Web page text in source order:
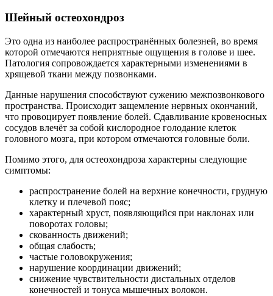
Шейный остеохондроз
Это одна из наиболее распространённых болезней, во время
которой отмечаются неприятные ощущения в голове и шее.
Патология сопровождается характерными изменениями в
хрящевой ткани между позвонками.
Данные нарушения способствуют сужению межпозвонкового
пространства. Происходит защемление нервных окончаний,
что провоцирует появление болей. Сдавливание кровеносных
сосудов влечёт за собой кислородное голодание клеток
головного мозга, при котором отмечаются головные боли.
Помимо этого, для остеохондроза характерны следующие
симптомы:
распространение болей на верхние конечности, грудную
клетку и плечевой пояс;
характерный хруст, появляющийся при наклонах или
поворотах головы;
скованность движений;
общая слабость;
частые головокружения;
нарушение координации движений;
снижение чувствительности дистальных отделов
конечностей и тонуса мышечных волокон.